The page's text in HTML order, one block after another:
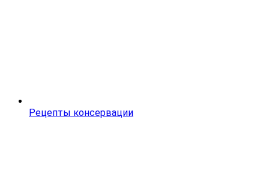
Рецепты консервации